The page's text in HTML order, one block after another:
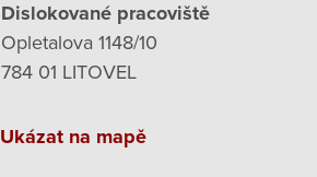
Dislokované pracoviště
Opletalova 1148/10
784 01 LITOVEL
Ukázat na mapě